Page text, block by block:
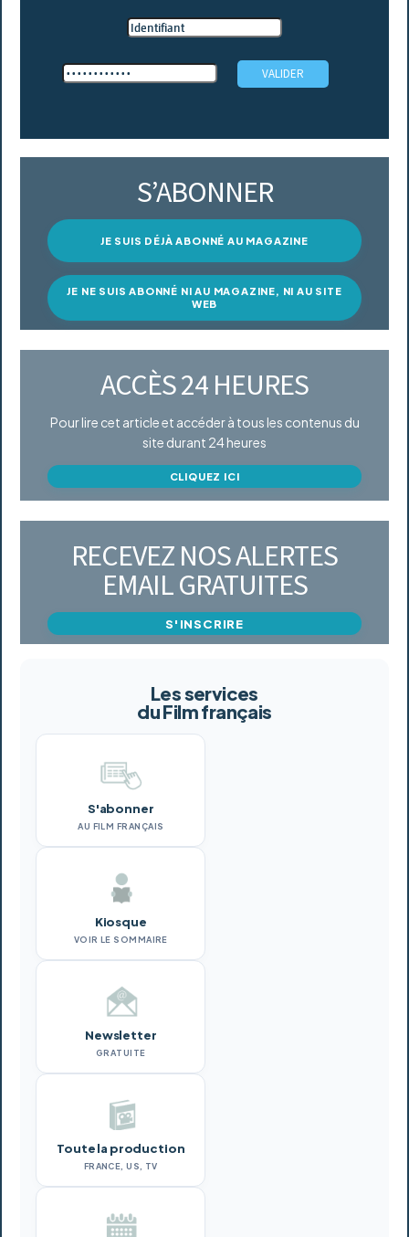
S’ABONNER
JE SUIS DÉJÀ ABONNÉ AU MAGAZINE
JE NE SUIS ABONNÉ NI AU MAGAZINE, NI AU SITE
WEB
ACCÈS 24 HEURES
Pour lire cet article et accéder à tous les contenus du
site durant 24 heures
CLIQUEZ ICI
RECEVEZ NOS ALERTES
EMAIL GRATUITES
S'INSCRIRE
Les services
du Film français
S'abonner
AU FILM FRANÇAIS
Kiosque
VOIR LE SOMMAIRE
Newsletter
GRATUITE
Toute la production
FRANCE, US, TV